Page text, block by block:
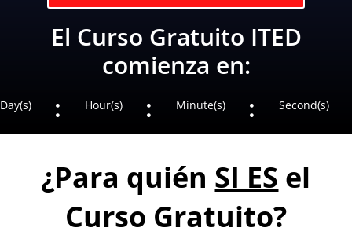
El Curso Gratuito ITED
comienza en:
Day(s) : Hour(s) : Minute(s) : Second(s)
¿Para quién SI ES el
Curso Gratuito?